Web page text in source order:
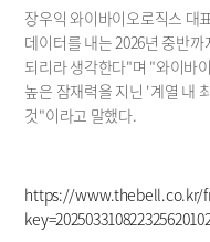
장우익 와이바이오로직스 대
데이터를 내는 2026년 중반
되리라 생각한다"며 "와이바
높은 잠재력을 지닌 '계열 내
것"이라고 말했다.
https://www.thebell.co.kr/